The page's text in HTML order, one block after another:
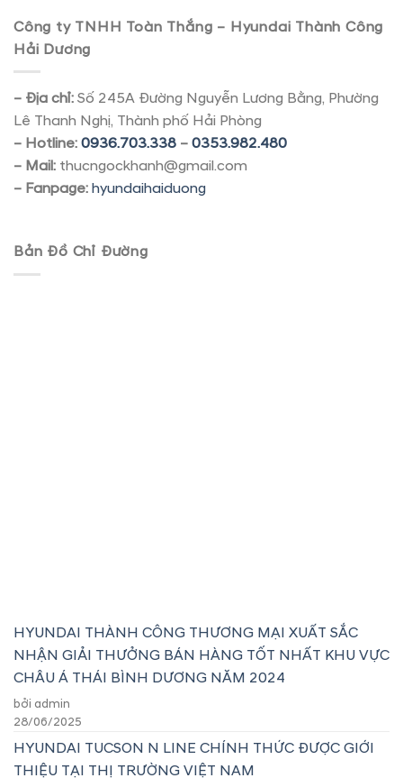
Công ty TNHH Toàn Thắng – Hyundai Thành Công
Hải Dương
– Địa chỉ: Số 245A Đường Nguyễn Lương Bằng, Phường
Lê Thanh Nghị, Thành phố Hải Phòng
– Hotline: 0936.703.338 – 0353.982.480
– Mail: thucngockhanh@gmail.com
– Fanpage: hyundaihaiduong
Bản Đồ Chỉ Đường
HYUNDAI THÀNH CÔNG THƯƠNG MẠI XUẤT SẮC
NHẬN GIẢI THƯỞNG BÁN HÀNG TỐT NHẤT KHU VỰC
CHÂU Á THÁI BÌNH DƯƠNG NĂM 2024
bởi admin
28/06/2025
HYUNDAI TUCSON N LINE CHÍNH THỨC ĐƯỢC GIỚI
THIỆU TẠI THỊ TRƯỜNG VIỆT NAM